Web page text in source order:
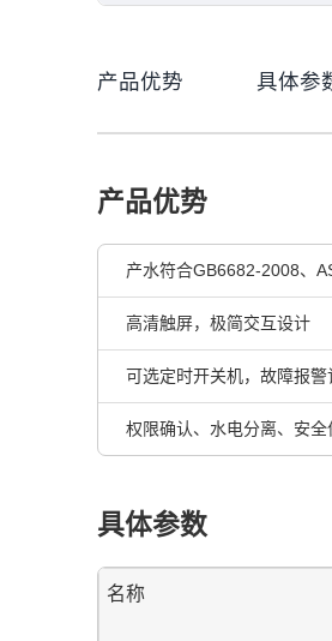
产品优势 具体参
产品优势
产水符合GB6682-2008、
高清触屏，极简交互设计
可选定时开关机，故障报警
权限确认、水电分离、安全
具体参数
名称